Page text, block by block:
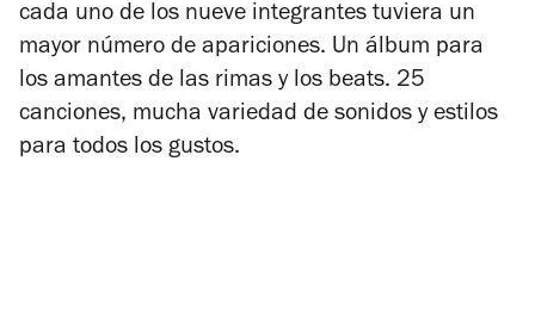
cada uno de los nueve integrantes tuviera un
mayor número de apariciones. Un álbum para
los amantes de las rimas y los beats. 25
canciones, mucha variedad de sonidos y estilos
para todos los gustos.